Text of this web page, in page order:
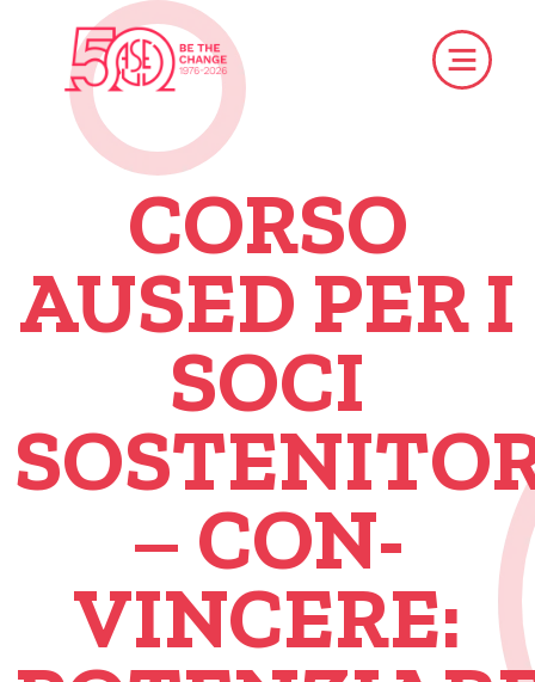
CORSO
AUSED PER I
SOCI
– CON-
VINCERE: